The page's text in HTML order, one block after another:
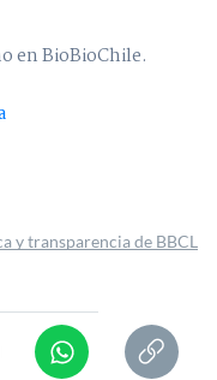
en BioBioChile.
y transparencia de BBCL